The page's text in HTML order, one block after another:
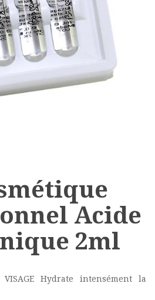
Acide
2ml
la